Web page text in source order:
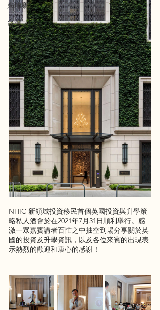
柬埔寨
台灣
NHIC 新領域投資移民首個英國投資與升學策
略私人酒會於在2021年7月31日順利舉行。感
激一眾嘉賓講者百忙之中抽空到場分享關於英
國的投資及升學資訊，以及各位來賓的出現表
示熱烈的歡迎和衷心的感謝！